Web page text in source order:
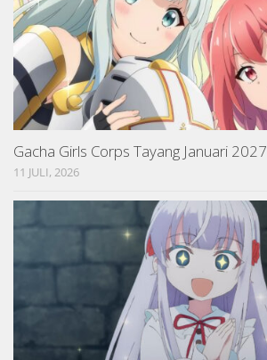
Gacha Girls Corps Tayang Januari 2027
11 JULI, 2026